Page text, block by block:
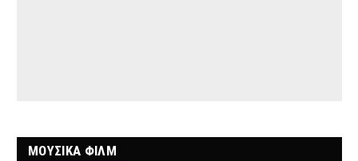
ΜΟΥΣΙΚΑ ΦΙΛΜ